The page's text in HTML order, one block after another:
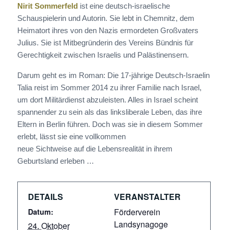
Nirit Sommerfeld ist eine deutsch-israelische
Schauspielerin und Autorin. Sie lebt in Chemnitz, dem
Heimatort ihres von den Nazis ermordeten Großvaters
Julius. Sie ist Mitbegründerin des Vereins Bündnis für
Gerechtigkeit zwischen Israelis und Palästinensern.
Darum geht es im Roman: Die 17-jährige Deutsch-Israelin
Talia reist im Sommer 2014 zu ihrer Familie nach Israel,
um dort Militärdienst abzuleisten. Alles in Israel scheint
spannender zu sein als das linksliberale Leben, das ihre
Eltern in Berlin führen. Doch was sie in diesem Sommer
erlebt, lässt sie eine vollkommen
neue Sichtweise auf die Lebensrealität in ihrem
Geburtsland erleben …
DETAILS
Datum:
24. Oktober
VERANSTALTER
Förderverein
Landsynagoge